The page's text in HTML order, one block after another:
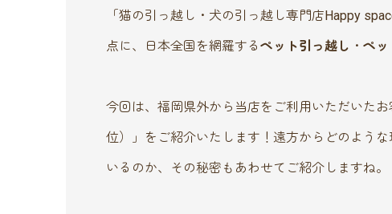
「猫の引っ越し・犬の引っ越し専門店Happy
点に、日本全国を網羅する ペット引っ越し ・ ペッ
今回は、福岡県外から当店をご利用いただいた
位）」をご紹介いたします！遠方からどのよう
いるのか、その秘密もあわせてご紹介しますね。